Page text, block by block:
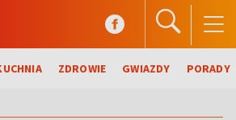
ZDROWIE GWIAZDY PORADY